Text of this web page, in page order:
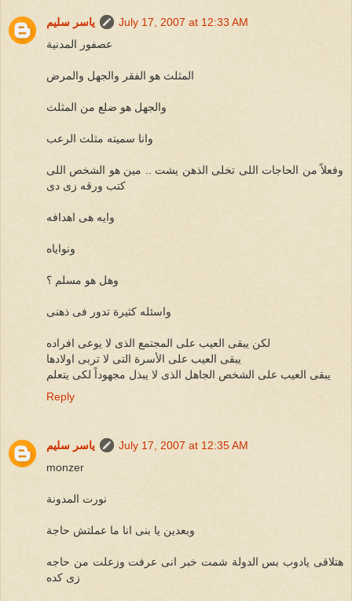
ياسر سليم
July 17, 2007 at 12:33 AM
عصفور المدنية
المثلث هو الفقر والجهل والمرض
والجهل هو ضلع من المثلث
وانا سميته مثلث الرعب
وفعلاً من الحاجات اللى تخلى الذهن يشت .. مين هو الشخص اللى
كتب ورقه زى دى
وايه هى اهدافه
ونواياه
وهل هو مسلم ؟
واسئله كثيرة تدور فى ذهنى
لكن يبقى العيب على المجتمع الذى لا يوعى افراده
يبقى العيب على الأسرة التى لا تربى اولادها
يبقى العيب على الشخص الجاهل الذى لا يبذل مجهوداً لكى يتعلم
Reply
ياسر سليم
July 17, 2007 at 12:35 AM
monzer
نورت المدونة
وبعدين يا بنى انا ما عملتش حاجة
هتلاقى يادوب بس الدولة شمت خبر انى عرفت وزعلت من حاجه
زى كده